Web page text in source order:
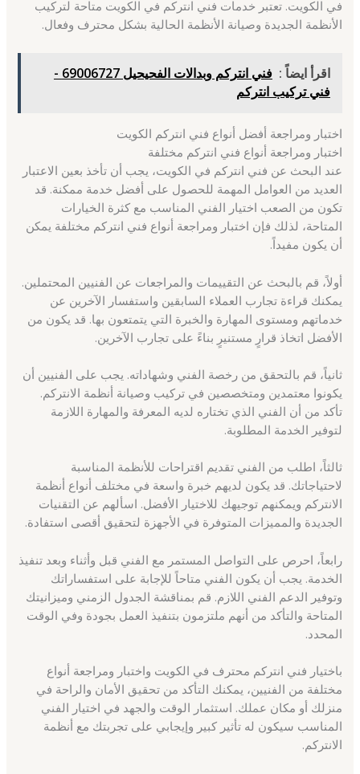
في الكويت. تعتبر خدمات فني انتركم في الكويت متاحة لتركيب
الأنظمة الجديدة وصيانة الأنظمة الحالية بشكل محترف وفعال.
اقرأ ايضاً :
فني انتركم وبدالات الفحيحيل 69006727 -
فني تركيب انتركم
اختبار ومراجعة أفضل أنواع فني انتركم الكويت
اختبار ومراجعة أنواع فني انتركم مختلفة
عند البحث عن فني انتركم في الكويت، يجب أن تأخذ بعين الاعتبار
العديد من العوامل المهمة للحصول على أفضل خدمة ممكنة. قد
تكون من الصعب اختيار الفني المناسب مع كثرة الخيارات
المتاحة، لذلك فإن اختبار ومراجعة أنواع فني انتركم مختلفة يمكن
أن يكون مفيداً.
أولاً، قم بالبحث عن التقييمات والمراجعات عن الفنيين المحتملين.
يمكنك قراءة تجارب العملاء السابقين واستفسار الآخرين عن
خدماتهم ومستوى المهارة والخبرة التي يتمتعون بها. قد يكون من
الأفضل اتخاذ قرارٍ مستنيرٍ بناءً على تجارب الآخرين.
ثانياً، قم بالتحقق من رخصة الفني وشهاداته. يجب على الفنيين أن
يكونوا معتمدين ومتخصصين في تركيب وصيانة أنظمة الانتركم.
تأكد من أن الفني الذي تختاره لديه المعرفة والمهارة اللازمة
لتوفير الخدمة المطلوبة.
ثالثاً، اطلب من الفني تقديم اقتراحات للأنظمة المناسبة
لاحتياجاتك. قد يكون لديهم خبرة واسعة في مختلف أنواع أنظمة
الانتركم ويمكنهم توجيهك للاختيار الأفضل. اسألهم عن التقنيات
الجديدة والمميزات المتوفرة في الأجهزة لتحقيق أقصى استفادة.
رابعاً، احرص على التواصل المستمر مع الفني قبل وأثناء وبعد تنفيذ
الخدمة. يجب أن يكون الفني متاحاً للإجابة على استفساراتك
وتوفير الدعم الفني اللازم. قم بمناقشة الجدول الزمني وميزانيتك
المتاحة والتأكد من أنهم ملتزمون بتنفيذ العمل بجودة وفي الوقت
المحدد.
باختيار فني انتركم محترف في الكويت واختبار ومراجعة أنواع
مختلفة من الفنيين، يمكنك التأكد من تحقيق الأمان والراحة في
منزلك أو مكان عملك. استثمار الوقت والجهد في اختيار الفني
المناسب سيكون له تأثير كبير وإيجابي على تجربتك مع أنظمة
الانتركم.